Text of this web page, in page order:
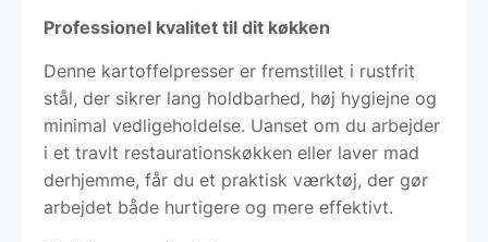
Professionel kvalitet til dit køkken
Denne kartoffelpresser er fremstillet i rustfrit
stål, der sikrer lang holdbarhed, høj hygiejne og
minimal vedligeholdelse. Uanset om du arbejder
i et travlt restaurationskøkken eller laver mad
derhjemme, får du et praktisk værktøj, der gør
arbejdet både hurtigere og mere effektivt.